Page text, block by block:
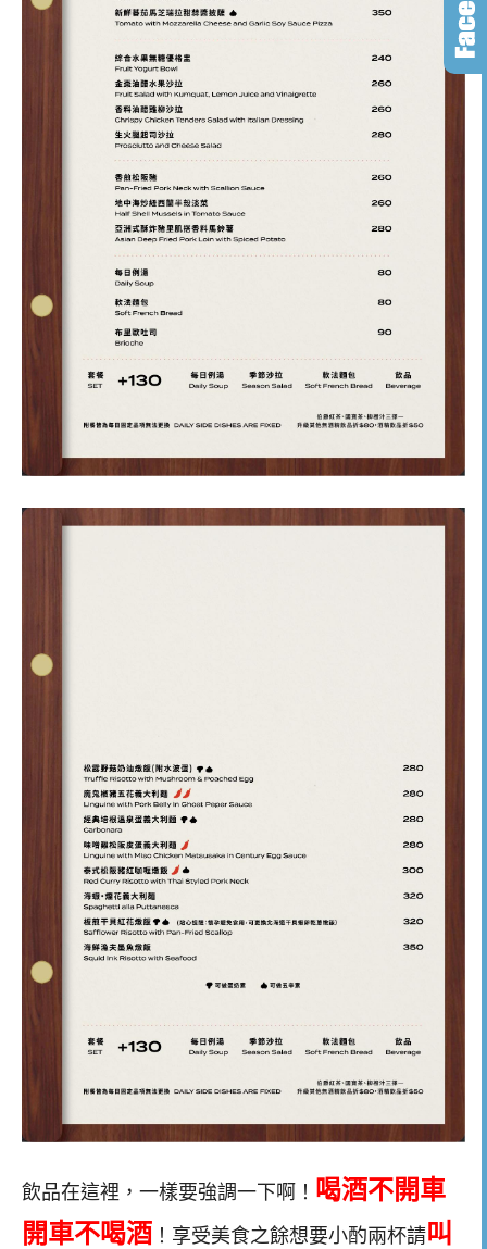
飲品在這裡，一樣要強調一下啊！ 喝酒不開車
開車不喝酒 ！享受美食之餘想要小酌兩杯請叫